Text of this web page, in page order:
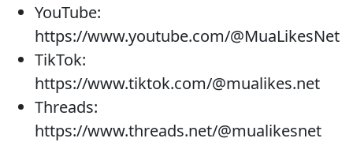
YouTube:
https://www.youtube.com/@MuaLikesNet
TikTok:
https://www.tiktok.com/@mualikes.net
Threads:
https://www.threads.net/@mualikesnet